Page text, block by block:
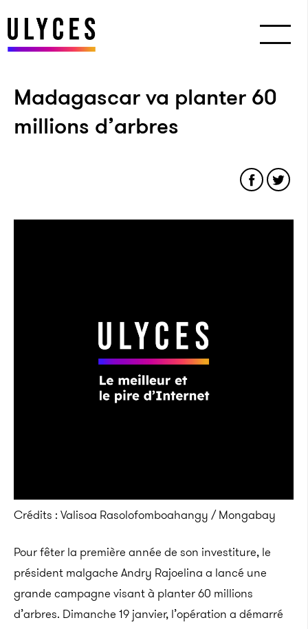
Madagascar va planter 60
millions d’arbres
Crédits : Valisoa Rasolofomboahangy / Mongabay
Pour fêter la première année de son investiture, le
président malgache Andry Rajoelina a lancé une
grande campagne visant à planter 60 millions
d’arbres. Dimanche 19 janvier, l’opération a démarré